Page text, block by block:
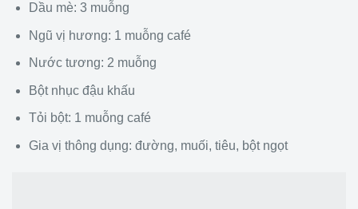
Dầu mè: 3 muỗng
Ngũ vị hương: 1 muỗng café
Nước tương: 2 muỗng
Bột nhục đậu khấu
Tỏi bột: 1 muỗng café
Gia vị thông dụng: đường, muối, tiêu, bột ngọt